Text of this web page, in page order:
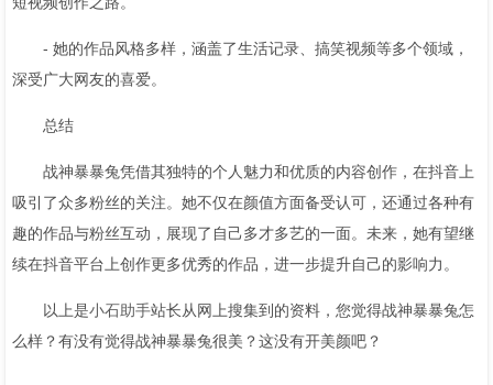
- 她的作品风格多样，涵盖了生活记录、搞笑视频等多个领域，
深受广大网友的喜爱。
总结
战神暴暴兔凭借其独特的个人魅力和优质的内容创作，在抖音上
吸引了众多粉丝的关注。她不仅在颜值方面备受认可，还通过各种有
趣的作品与粉丝互动，展现了自己多才多艺的一面。未来，她有望继
续在抖音平台上创作更多优秀的作品，进一步提升自己的影响力。
以上是小石助手站长从网上搜集到的资料，您觉得战神暴暴兔怎
么样？有没有觉得战神暴暴兔很美？这没有开美颜吧？